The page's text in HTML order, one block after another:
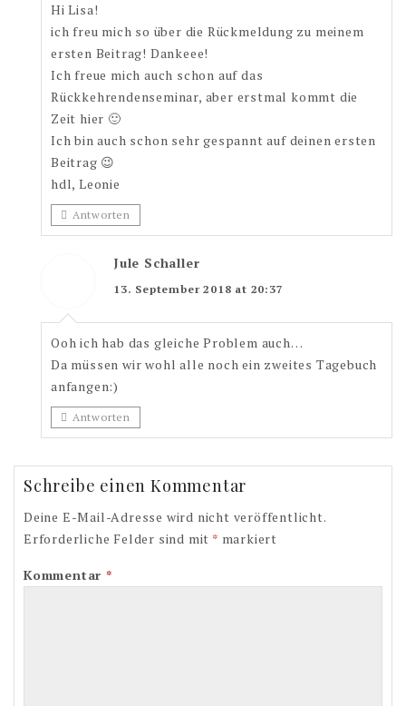
Hi Lisa!
ich freu mich so über die Rückmeldung zu meinem
ersten Beitrag! Dankeee!
Ich freue mich auch schon auf das
Rückkehrendenseminar, aber erstmal kommt die
Zeit hier 🙂
Ich bin auch schon sehr gespannt auf deinen ersten
Beitrag 😉
hdl, Leonie
Antworten
Jule Schaller
13. September 2018 at 20:37
Ooh ich hab das gleiche Problem auch…
Da müssen wir wohl alle noch ein zweites Tagebuch
anfangen:)
Antworten
Schreibe einen Kommentar
Deine E-Mail-Adresse wird nicht veröffentlicht.
Erforderliche Felder sind mit * markiert
Kommentar*